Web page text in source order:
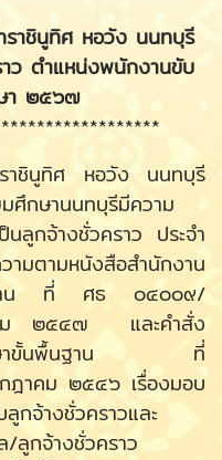
ราชินูทิศ หอวัง นนทบุรี
ว ตำแหน่งพนักงานขับ
า ๒๕๖๗
นูทิศ หอวัง นนทบุรี
ศึกษานนทบุรีมีความ
นลูกจ้างชั่วคราว ประจำ
มตามหนังสือสำนักงาน
นฐาน ที่ ศธ ๐๔๐๐๙/
๒๕๔๗ และคำสั่ง
รศึกษาขั้นพื้นฐาน ที่
คม ๒๕๔๖ เรื่องมอบ
กจ้างชั่วคราวและ
/ลูกจ้างชั่วคราว